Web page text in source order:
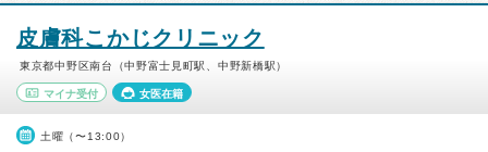
皮膚科こかじクリニック
東京都中野区南台（中野富士見町駅、中野新橋駅）
マイナ受付 女医在籍
土曜（〜13:00）